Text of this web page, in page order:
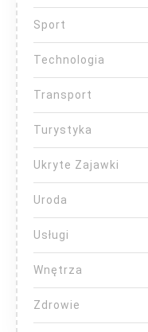
Sport
Technologia
Transport
Turystyka
Ukryte Zajawki
Uroda
Usługi
Wnętrza
Zdrowie